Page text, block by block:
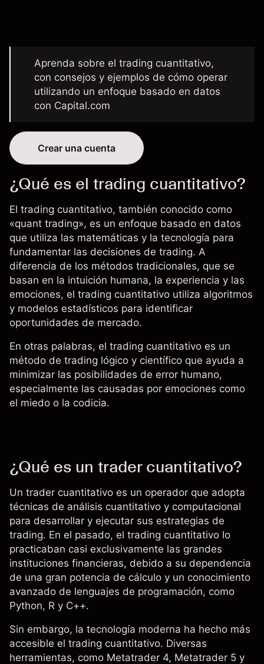
Aprenda sobre el trading cuantitativo,
con consejos y ejemplos de cómo operar
utilizando un enfoque basado en datos
con Capital.com
Crear una cuenta
¿Qué es el trading cuantitativo?
El trading cuantitativo, también conocido como
«quant trading», es un enfoque basado en datos
que utiliza las matemáticas y la tecnología para
fundamentar las decisiones de trading. A
diferencia de los métodos tradicionales, que se
basan en la intuición humana, la experiencia y las
emociones, el trading cuantitativo utiliza algoritmos
y modelos estadísticos para identificar
oportunidades de mercado.
En otras palabras, el trading cuantitativo es un
método de trading lógico y científico que ayuda a
minimizar las posibilidades de error humano,
especialmente las causadas por emociones como
el miedo o la codicia.
¿Qué es un trader cuantitativo?
Un trader cuantitativo es un operador que adopta
técnicas de análisis cuantitativo y computacional
para desarrollar y ejecutar sus estrategias de
trading. En el pasado, el trading cuantitativo lo
practicaban casi exclusivamente las grandes
instituciones financieras, debido a su dependencia
de una gran potencia de cálculo y un conocimiento
avanzado de lenguajes de programación, como
Python, R y C++.
Sin embargo, la tecnología moderna ha hecho más
accesible el trading cuantitativo. Diversas
herramientas, como Metatrader 4, Metatrader 5 y